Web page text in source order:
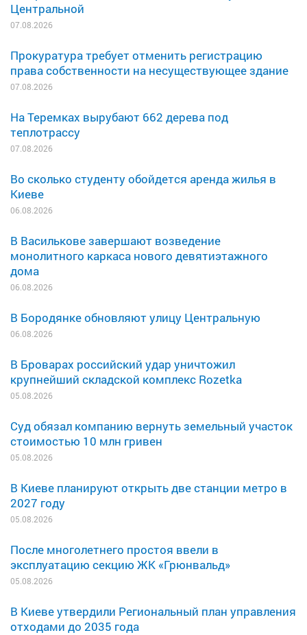
Центральной
07.08.2026
Прокуратура требует отменить регистрацию
права собственности на несуществующее здание
07.08.2026
На Теремках вырубают 662 дерева под
теплотрассу
07.08.2026
Во сколько студенту обойдется аренда жилья в
Киеве
06.08.2026
В Василькове завершают возведение
монолитного каркаса нового девятиэтажного
дома
06.08.2026
В Бородянке обновляют улицу Центральную
06.08.2026
В Броварах российский удар уничтожил
крупнейший складской комплекс Rozetka
05.08.2026
Суд обязал компанию вернуть земельный участок
стоимостью 10 млн гривен
05.08.2026
В Киеве планируют открыть две станции метро в
2027 году
05.08.2026
После многолетнего простоя ввели в
эксплуатацию секцию ЖК «Грюнвальд»
05.08.2026
В Киеве утвердили Региональный план управления
отходами до 2035 года